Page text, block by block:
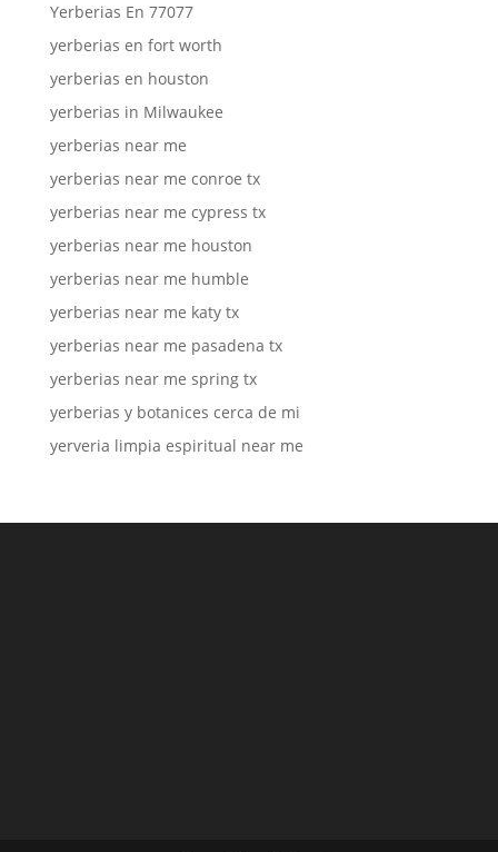
Yerberias En 77077
yerberias en fort worth
yerberias en houston
yerberias in Milwaukee
yerberias near me
yerberias near me conroe tx
yerberias near me cypress tx
yerberias near me houston
yerberias near me humble
yerberias near me katy tx
yerberias near me pasadena tx
yerberias near me spring tx
yerberias y botanices cerca de mi
yerveria limpia espiritual near me